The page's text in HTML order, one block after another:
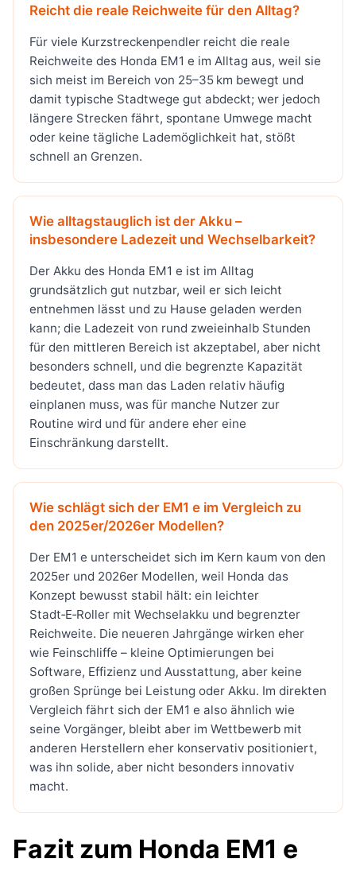
Reicht die reale Reichweite für den Alltag?
Für viele Kurzstreckenpendler reicht die reale
Reichweite des Honda EM1 e im Alltag aus, weil sie
sich meist im Bereich von 25–35 km bewegt und
damit typische Stadtwege gut abdeckt; wer jedoch
längere Strecken fährt, spontane Umwege macht
oder keine tägliche Lademöglichkeit hat, stößt
schnell an Grenzen.
Wie alltagstauglich ist der Akku –
insbesondere Ladezeit und Wechselbarkeit?
Der Akku des Honda EM1 e ist im Alltag
grundsätzlich gut nutzbar, weil er sich leicht
entnehmen lässt und zu Hause geladen werden
kann; die Ladezeit von rund zweieinhalb Stunden
für den mittleren Bereich ist akzeptabel, aber nicht
besonders schnell, und die begrenzte Kapazität
bedeutet, dass man das Laden relativ häufig
einplanen muss, was für manche Nutzer zur
Routine wird und für andere eher eine
Einschränkung darstellt.
Wie schlägt sich der EM1 e im Vergleich zu
den 2025er/2026er Modellen?
Der EM1 e unterscheidet sich im Kern kaum von den
2025er und 2026er Modellen, weil Honda das
Konzept bewusst stabil hält: ein leichter
Stadt‑E‑Roller mit Wechselakku und begrenzter
Reichweite. Die neueren Jahrgänge wirken eher
wie Feinschliffe – kleine Optimierungen bei
Software, Effizienz und Ausstattung, aber keine
großen Sprünge bei Leistung oder Akku. Im direkten
Vergleich fährt sich der EM1 e also ähnlich wie
seine Vorgänger, bleibt aber im Wettbewerb mit
anderen Herstellern eher konservativ positioniert,
was ihn solide, aber nicht besonders innovativ
macht.
Fazit zum Honda EM1 e